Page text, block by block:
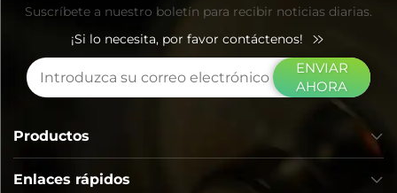
Suscríbete a nuestro boletín para recibir noticias diarias.
¡Si lo necesita, por favor contáctenos!
ENVIAR
AHORA
Enlaces rápidos
Productos